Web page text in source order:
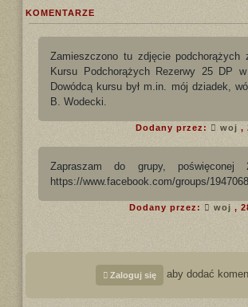
KOMENTARZE
Zamieszczono tu zdjęcie podchorążych
Kursu Podchorążych Rezerwy 25 DP
Dowódcą kursu był m.in. mój dziadek,
B. Wodecki.
Dodany przez: woj ,
Zapraszam do grupy,
https://www.facebook.com/groups/
Dodany przez: woj ,
Zaloguj się aby dodać